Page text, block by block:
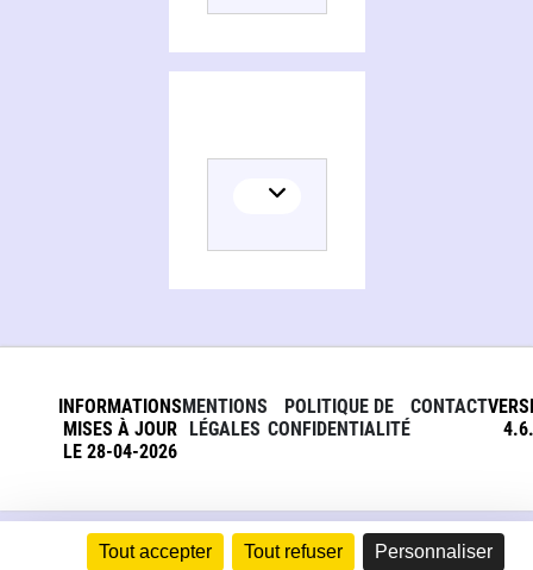
Tout accepter Tout refuser Personnaliser
INFORMATIONS
MISES À JOUR
LE 28-04-2026
MENTIONS
LÉGALES
POLITIQUE DE
CONFIDENTIALITÉ
CONTACT